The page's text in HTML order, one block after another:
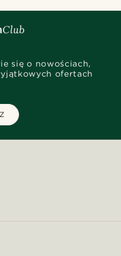
się o nowościach,
ofertach